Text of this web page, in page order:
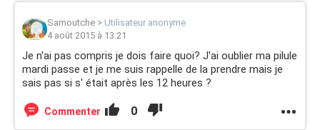
Samoutche > Utilisateur anonyme
4 août 2015 à 13:21
Je n'ai pas compris je dois faire quoi? J'ai oublier ma pilule
mardi passe et je me suis rappelle de la prendre mais je
sais pas si s' était après les 12 heures ?
Commenter 0